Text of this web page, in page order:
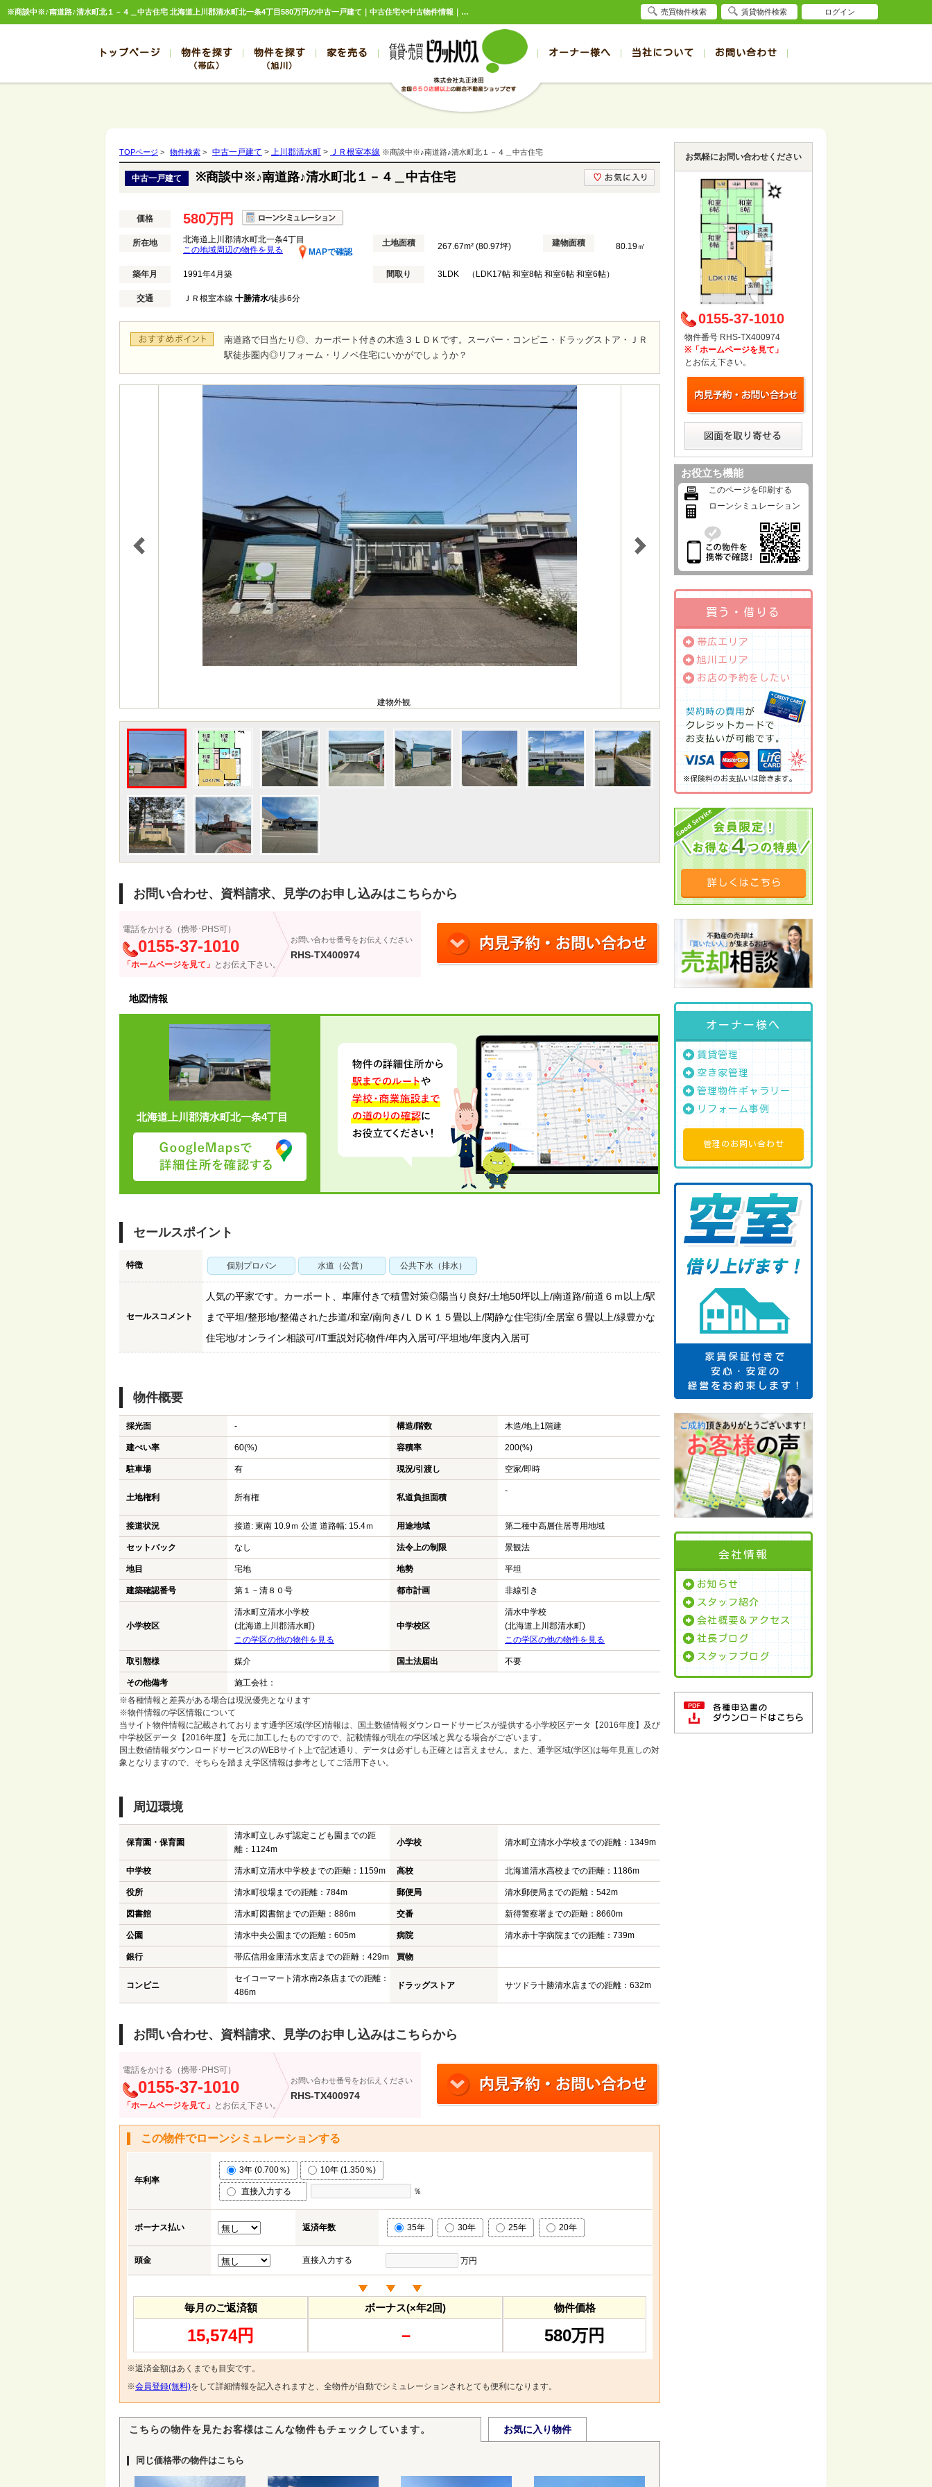
※商談中※♪南道路♪清水町北１－４＿中古住宅 北海道上川郡清水町北一条4丁目580万円の中古一戸建て｜中古住宅や中古物件情報｜ピタットハウスFC丸正池田
トップページ 物件を探す
（帯広）
売買
帯広の中古一戸建て
帯広の土地
帯広の2000万～3000万円
帯広の3000万～4000万円
帯広の賃貸マンション
帯広の賃貸一戸建て
帯広の1DK～1LDK賃貸
帯広の2K～2LDK賃貸
帯広の3K～3LDK賃貸
帯広の4K以上賃貸
物件を探す
（旭川）
売買
旭川の中古一戸建て
旭川の土地
旭川の2000万～3000万円
旭川の3000万～4000万円
旭川の賃貸マンション
旭川の賃貸一戸建て
旭川の1DK～1LDK賃貸
旭川の2K～2LDK賃貸
旭川の3K～3LDK賃貸
旭川の4K以上賃貸
家を売る オーナー様へ 当社について
スタッフブログ お客様の声
お問い合わせ
売却のお問合せ 入居者様ページ
TOPページ > 物件検索 > 中古一戸建て > 上川郡清水町 > ＪＲ根室本線 ※商談中※♪南道路♪清水町北１－４＿中古住宅
中古一戸建て ※商談中※♪南道路♪清水町北１－４＿中古住宅
価格 580万円
所在地
北海道上川郡清水町北一条4丁目
MAPで確認
この地域周辺の物件を見る
土地面積 267.67m² (80.97坪) 建物面積 80.19㎡
築年月 1991年4月築 間取り 3LDK （LDK17帖 和室8帖 和室6帖 和室6帖）
交通 ＪＲ根室本線 十勝清水/徒歩6分
南道路で日当たり◎、カーポート付きの木造３ＬＤＫです。スーパー・コンビニ・ドラッグストア・ＪＲ
駅徒歩圏内◎リフォーム・リノベ住宅にいかがでしょうか？
建物外観
お問い合わせ、資料請求、見学のお申し込みはこちらから
電話をかける（携帯･PHS可）
0155-37-1010
「ホームページを見て」 とお伝え下さい。
お問い合わせ番号をお伝えください
RHS-TX400974
地図情報
北海道上川郡清水町北一条4丁目
セールスポイント
特徴 個別プロパン 水道（公営） 公共下水（排水）
セールスコメント
人気の平家です。カーポート、車庫付きで積雪対策◎陽当り良好/土地50坪以上/南道路/前道６ｍ以上/駅
まで平坦/整形地/整備された歩道/和室/南向き/ＬＤＫ１５畳以上/閑静な住宅街/全居室６畳以上/緑豊かな
住宅地/オンライン相談可/IT重説対応物件/年内入居可/平坦地/年度内入居可
物件概要
採光面 - 構造/階数 木造/地上1階建
建ぺい率 60(%) 容積率 200(%)
駐車場 有 現況/引渡し 空家/即時
土地権利 所有権 私道負担面積
-
接道状況 接道: 東南 10.9ｍ 公道 道路幅: 15.4ｍ 用途地域 第二種中高層住居専用地域
セットバック なし 法令上の制限 景観法
地目 宅地 地勢 平坦
建築確認番号 第１－清８０号 都市計画 非線引き
小学校区
清水町立清水小学校
(北海道上川郡清水町)
この学区の他の物件を見る
中学校区
清水中学校
(北海道上川郡清水町)
この学区の他の物件を見る
取引態様 媒介 国土法届出 不要
その他備考
施工会社：
※各種情報と差異がある場合は現況優先となります
※物件情報の学区情報について
当サイト物件情報に記載されております通学区域(学区)情報は、国土数値情報ダウンロードサービスが提供する小学校区データ【2016年度】及び
中学校区データ【2016年度】を元に加工したものですので、記載情報が現在の学区域と異なる場合がございます。
国土数値情報ダウンロードサービスのWEBサイト上で記述通り、データは必ずしも正確とは言えません。また、通学区域(学区)は毎年見直しの対
象となりますので、そちらを踏まえ学区情報は参考としてご活用下さい。
周辺環境
保育園・保育園
清水町立しみず認定こども園までの距
離：1124m
小学校 清水町立清水小学校までの距離：1349m
中学校 清水町立清水中学校までの距離：1159m 高校 北海道清水高校までの距離：1186m
役所 清水町役場までの距離：784m 郵便局 清水郵便局までの距離：542m
図書館 清水町図書館までの距離：886m 交番 新得警察署までの距離：8660m
公園 清水中央公園までの距離：605m 病院 清水赤十字病院までの距離：739m
銀行 帯広信用金庫清水支店までの距離：429m 買物
コンビニ
セイコーマート清水南2条店までの距離：
486m
ドラッグストア サツドラ十勝清水店までの距離：632m
お問い合わせ、資料請求、見学のお申し込みはこちらから
電話をかける（携帯･PHS可）
0155-37-1010
「ホームページを見て」 とお伝え下さい。
お問い合わせ番号をお伝えください
RHS-TX400974
この物件でローンシミュレーションする
年利率
3年 (0.700％) 10年 (1.350％)
直接入力する ％
ボーナス払い 返済年数 35年 30年 25年 20年
頭金 直接入力する 万円
毎月のご返済額
15,574円
ボーナス(×年2回)
－
物件価格
580万円
※返済金額はあくまでも目安です。
※会員登録(無料)をして詳細情報を記入されますと、全物件が自動でシミュレーションされとても便利になります。
こちらの物件を見たお客様はこんな物件もチェックしています。 お気に入り物件
同じ価格帯の物件はこちら
お気軽にお問い合わせください
0155-37-1010
物件番号 RHS-TX400974
※「ホームページを見て」
とお伝え下さい。
お役立ち機能
このページを印刷する
ローンシミュレーション
買う・借りる
帯広エリア
旭川エリア
お店の予約をしたい
※保険料のお支払いは除きます。
オーナー様へ
賃貸管理
空き家管理
管理物件ギャラリー
リフォーム事例
管理のお問い合わせ
会社情報
お知らせ
スタッフ紹介
会社概要＆アクセス
社長ブログ
スタッフブログ
売買物件検索 賃貸物件検索 ログイン